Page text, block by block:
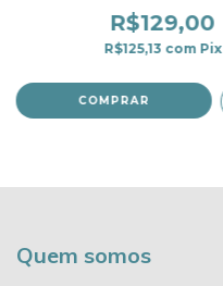
R$129,00
R$125,13 com Pix
COMPRAR
Quem somos